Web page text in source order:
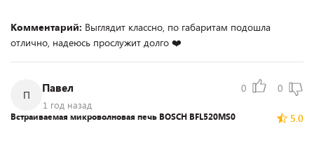
Комментарий: Выглядит классно, по габаритам подошла
отлично, надеюсь прослужит долго ❤️
П
Павел
1 год назад
0 0
5.0
Встраиваемая микроволновая печь BOSCH BFL520MS0